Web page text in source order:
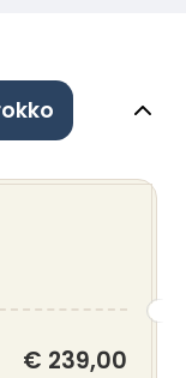
€ 239,00